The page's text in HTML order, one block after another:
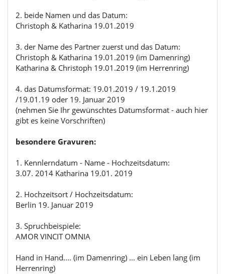
2. beide Namen und das Datum:
Christoph & Katharina 19.01.2019
3. der Name des Partner zuerst und das Datum:
Christoph & Katharina 19.01.2019 (im Damenring)
Katharina & Christoph 19.01.2019 (im Herrenring)
4. das Datumsformat: 19.01.2019 / 19.1.2019
/19.01.19 oder 19. Januar 2019
(nehmen Sie Ihr gewünschtes Datumsformat - auch hier
gibt es keine Vorschriften)
besondere Gravuren:
1. Kennlerndatum - Name - Hochzeitsdatum:
3.07. 2014 Katharina 19.01. 2019
2. Hochzeitsort / Hochzeitsdatum:
Berlin 19. Januar 2019
3. Spruchbeispiele:
AMOR VINCIT OMNIA
Hand in Hand.... (im Damenring) ... ein Leben lang (im
Herrenring)